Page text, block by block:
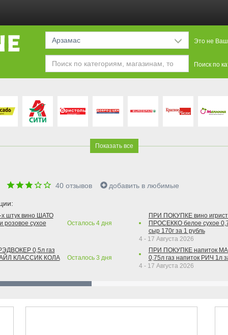
Арзамас Это не Ваш
Поиск по
Показать все
40отзывов добавить в любимые
х штук вино ШАТО
сухое
Осталось 4дня
0,5л газ
КЛАССИК КОЛА
Осталось 3 дня
ПРИ ПОКУПКЕ вино
ПРОСЕККО белое сухое
сыр 170г за 1 рубль
4 - 17 Августа 2026
ПРИ ПОКУПКЕ напиток
0,75л газ напиток РИЧ 1л
4 - 17 Августа 2026